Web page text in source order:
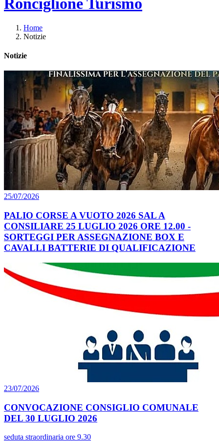
Ronciglione Turismo
Home
Notizie
Notizie
25/07/2026
PALIO CORSE A VUOTO 2026 SAL A
CONSILIARE 25 LUGLIO 2026 ORE 12.00 -
SORTEGGI PER ASSEGNAZIONE BOX E
CAVALLI BATTERIE DI QUALIFICAZIONE
23/07/2026
CONVOCAZIONE CONSIGLIO COMUNALE
DEL 30 LUGLIO 2026
seduta straordinaria ore 9.30